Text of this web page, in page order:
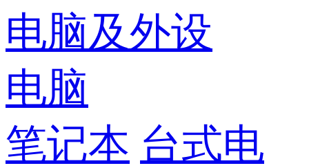
电脑及外设
电脑
笔记本 台式电